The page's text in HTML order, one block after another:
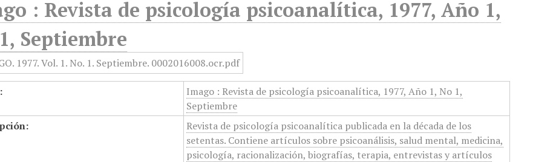
: Revista de psicología psicoanalítica, 1977, Año 1,
Septiembre
Imago : Revista de psicología psicoanalítica, 1977, Año 1, No 1,
Septiembre
Revista de psicología psicoanalítica publicada en la década de los
setentas. Contiene artículos sobre psicoanálisis, salud mental, medicina,
psicología, racionalización, biografías, terapia, entrevistas y artículos